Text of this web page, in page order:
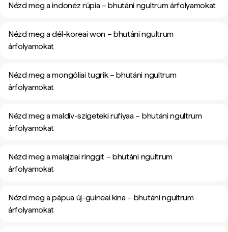
Nézd meg a indonéz rúpia – bhutáni ngultrum árfolyamokat
Nézd meg a dél-koreai won – bhutáni ngultrum
árfolyamokat
Nézd meg a mongóliai tugrik – bhutáni ngultrum
árfolyamokat
Nézd meg a maldív-szigeteki rufiyaa – bhutáni ngultrum
árfolyamokat
Nézd meg a malajziai ringgit – bhutáni ngultrum
árfolyamokat
Nézd meg a pápua új-guineai kina – bhutáni ngultrum
árfolyamokat